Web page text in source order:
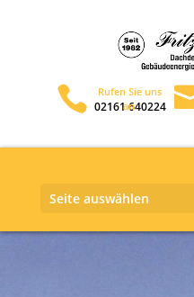
02161 640224
Seite auswählen